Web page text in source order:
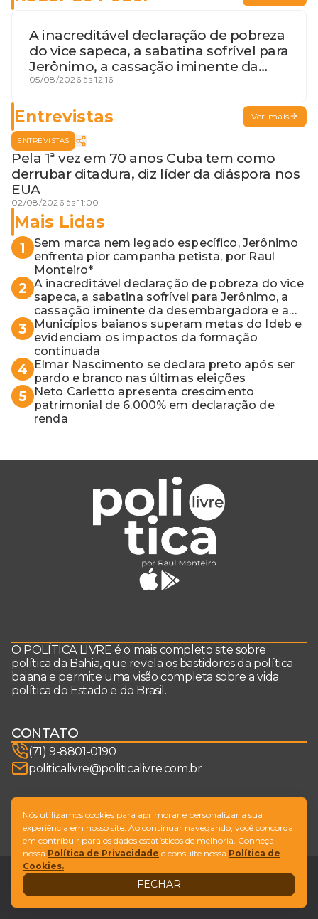
A inacreditável declaração de pobreza
do vice sapeca, a sabatina sofrível para
Jerônimo, a cassação iminente da
desembargadora e a vaga do Quinto
05/08/2026 às 12:16
Entrevistas Ver mais
ENTREVISTAS
Pela 1ª vez em 70 anos Cuba tem como
derrubar ditadura, diz líder da diáspora nos
EUA
02/08/2026 às 11:00
Mais Lidas
1
Sem marca nem legado específico, Jerônimo
enfrenta pior campanha petista, por Raul
Monteiro*
2 A inacreditável declaração de pobreza do vice
sapeca, a sabatina sofrível para Jerônimo, a
cassação iminente da desembargadora e a
vaga do Quinto para o MP baiano
3
Municípios baianos superam metas do Ideb e
evidenciam os impactos da formação
continuada
4
Elmar Nascimento se declara preto após ser
pardo e branco nas últimas eleições
5
Neto Carletto apresenta crescimento
patrimonial de 6.000% em declaração de
renda
O POLÍTICA LIVRE é o mais completo site sobre
política da Bahia, que revela os bastidores da política
baiana e permite uma visão completa sobre a vida
política do Estado e do Brasil.
CONTATO
(71) 9-8801-0190
politicalivre@politicalivre.com.br
SIGA-NOS
© Copyright Política Livre. All Rights Reserved
Design by NVGO
LegalFale conosco
Nós utilizamos cookies para aprimorar e personalizar a sua
experiência em nosso site. Ao continuar navegando, você concorda
em contribuir para os dados estatísticos de melhoria. Conheça
nossa Política de Privacidade e consulte nossa Política de
Cookies.
FECHAR